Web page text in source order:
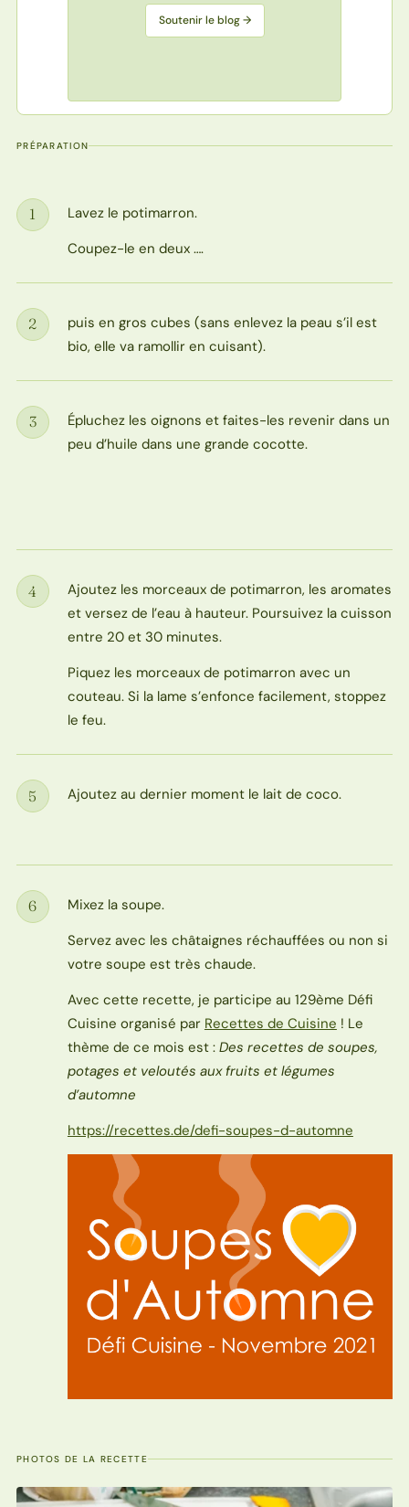
Soutenir le blog →
PRÉPARATION
Étape
1
Lavez le potimarron.
Coupez-le en deux ….
Étape
2
puis en gros cubes (sans enlevez la peau s’il est
bio, elle va ramollir en cuisant).
Étape
3
Épluchez les oignons et faites-les revenir dans un
peu d’huile dans une grande cocotte.
Étape
4
Ajoutez les morceaux de potimarron, les aromates
et versez de l’eau à hauteur. Poursuivez la cuisson
entre 20 et 30 minutes.
Piquez les morceaux de potimarron avec un
couteau. Si la lame s’enfonce facilement, stoppez
le feu.
Étape
5 Ajoutez au dernier moment le lait de coco.
Étape
6
Mixez la soupe.
Servez avec les châtaignes réchauffées ou non si
votre soupe est très chaude.
Avec cette recette, je participe au 129ème Défi
Cuisine organisé par Recettes de Cuisine ! Le
thème de ce mois est : Des recettes de soupes,
potages et veloutés aux fruits et légumes
d’automne
https://recettes.de/defi-soupes-d-automne
PHOTOS DE LA RECETTE